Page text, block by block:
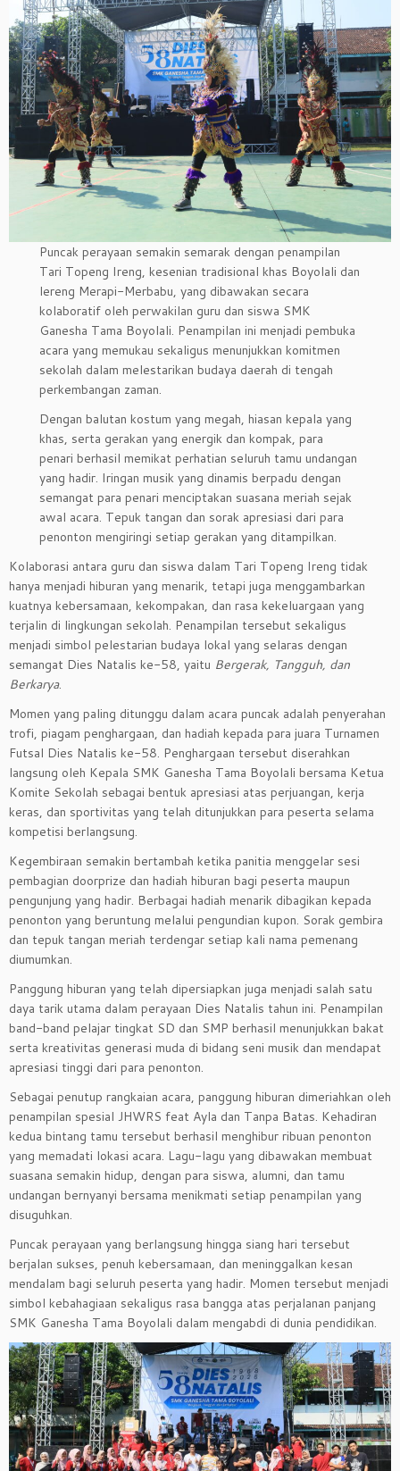
Puncak perayaan semakin semarak dengan penampilan
Tari Topeng Ireng, kesenian tradisional khas Boyolali dan
lereng Merapi-Merbabu, yang dibawakan secara
kolaboratif oleh perwakilan guru dan siswa SMK
Ganesha Tama Boyolali. Penampilan ini menjadi pembuka
acara yang memukau sekaligus menunjukkan komitmen
sekolah dalam melestarikan budaya daerah di tengah
perkembangan zaman.
Dengan balutan kostum yang megah, hiasan kepala yang
khas, serta gerakan yang energik dan kompak, para
penari berhasil memikat perhatian seluruh tamu undangan
yang hadir. Iringan musik yang dinamis berpadu dengan
semangat para penari menciptakan suasana meriah sejak
awal acara. Tepuk tangan dan sorak apresiasi dari para
penonton mengiringi setiap gerakan yang ditampilkan.
Kolaborasi antara guru dan siswa dalam Tari Topeng Ireng tidak
hanya menjadi hiburan yang menarik, tetapi juga menggambarkan
kuatnya kebersamaan, kekompakan, dan rasa kekeluargaan yang
terjalin di lingkungan sekolah. Penampilan tersebut sekaligus
menjadi simbol pelestarian budaya lokal yang selaras dengan
semangat Dies Natalis ke-58, yaitu Bergerak, Tangguh, dan
Berkarya.
Momen yang paling ditunggu dalam acara puncak adalah penyerahan
trofi, piagam penghargaan, dan hadiah kepada para juara Turnamen
Futsal Dies Natalis ke-58. Penghargaan tersebut diserahkan
langsung oleh Kepala SMK Ganesha Tama Boyolali bersama Ketua
Komite Sekolah sebagai bentuk apresiasi atas perjuangan, kerja
keras, dan sportivitas yang telah ditunjukkan para peserta selama
kompetisi berlangsung.
Kegembiraan semakin bertambah ketika panitia menggelar sesi
pembagian doorprize dan hadiah hiburan bagi peserta maupun
pengunjung yang hadir. Berbagai hadiah menarik dibagikan kepada
penonton yang beruntung melalui pengundian kupon. Sorak gembira
dan tepuk tangan meriah terdengar setiap kali nama pemenang
diumumkan.
Panggung hiburan yang telah dipersiapkan juga menjadi salah satu
daya tarik utama dalam perayaan Dies Natalis tahun ini. Penampilan
band-band pelajar tingkat SD dan SMP berhasil menunjukkan bakat
serta kreativitas generasi muda di bidang seni musik dan mendapat
apresiasi tinggi dari para penonton.
Sebagai penutup rangkaian acara, panggung hiburan dimeriahkan oleh
penampilan spesial JHWRS feat Ayla dan Tanpa Batas. Kehadiran
kedua bintang tamu tersebut berhasil menghibur ribuan penonton
yang memadati lokasi acara. Lagu-lagu yang dibawakan membuat
suasana semakin hidup, dengan para siswa, alumni, dan tamu
undangan bernyanyi bersama menikmati setiap penampilan yang
disuguhkan.
Puncak perayaan yang berlangsung hingga siang hari tersebut
berjalan sukses, penuh kebersamaan, dan meninggalkan kesan
mendalam bagi seluruh peserta yang hadir. Momen tersebut menjadi
simbol kebahagiaan sekaligus rasa bangga atas perjalanan panjang
SMK Ganesha Tama Boyolali dalam mengabdi di dunia pendidikan.